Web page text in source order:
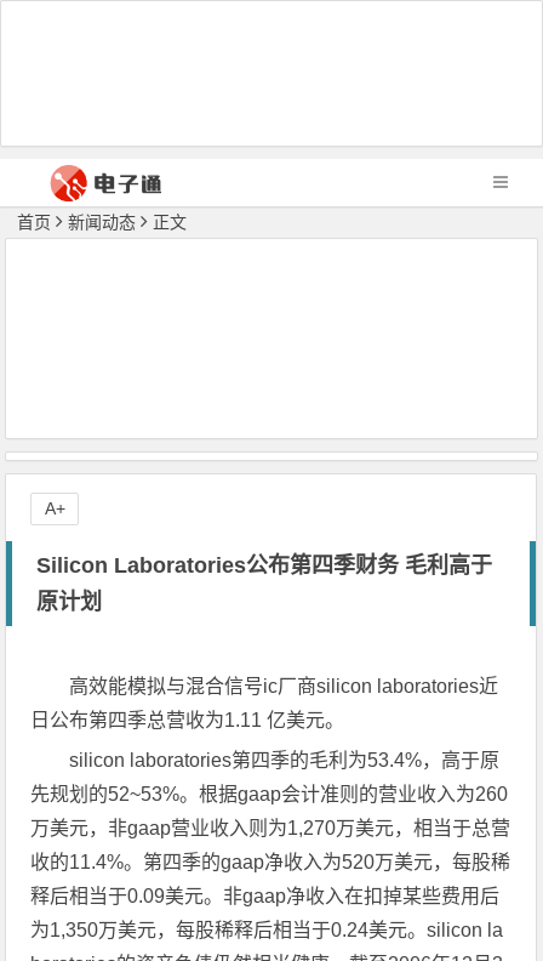
首页 新闻动态 正文
Silicon Laboratories公布第四季财务 毛利高于
原计划
高效能模拟与混合信号ic厂商silicon laboratories近
日公布第四季总营收为1.11 亿美元。
silicon laboratories第四季的毛利为53.4%，高于原
先规划的52~53%。根据gaap会计准则的营业收入为260
万美元，非gaap营业收入则为1,270万美元，相当于总营
收的11.4%。第四季的gaap净收入为520万美元，每股稀
释后相当于0.09美元。非gaap净收入在扣掉某些费用后
为1,350万美元，每股稀释后相当于0.24美元。silicon la
A+